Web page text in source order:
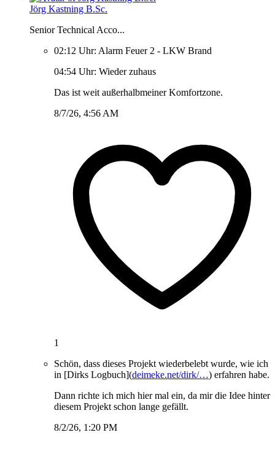
Jörg Kastning B.Sc.
Senior Technical Acco...
02:12 Uhr: Alarm Feuer 2 - LKW Brand
04:54 Uhr: Wieder zuhaus
Das ist weit außerhalbmeiner Komfortzone.
8/7/26, 4:56 AM
1
Schön, dass dieses Projekt wiederbelebt wurde, wie ich
in [Dirks Logbuch](deimeke.net/dirk/…) erfahren habe.
Dann richte ich mich hier mal ein, da mir die Idee hinter
diesem Projekt schon lange gefällt.
8/2/26, 1:20 PM